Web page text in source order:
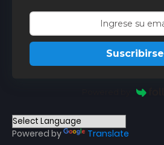
Suscribirse
Powered by Translate